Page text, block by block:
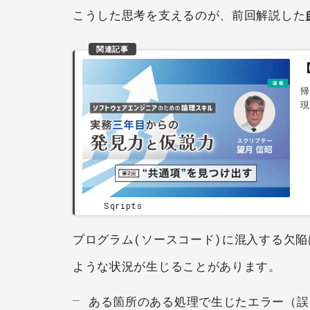
こうした思考を支えるのが、前回解説した
関連記事
Sqripts
プログラム(ソースコード)に混入する欠
ような状況が生じることがあります。
ある箇所のある処理で生じたエラー（